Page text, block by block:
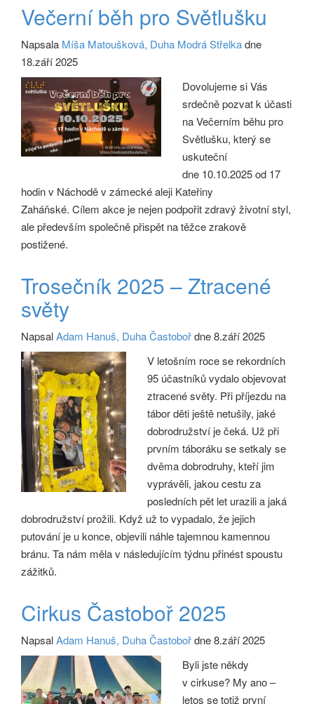
Večerní běh pro Světlušku
Napsala Míša Matoušková, Duha Modrá Střelkadne
18.září 2025
Dovolujeme si Vás
srdečně pozvat k účasti
na Večerním běhu pro
Světlušku, který se
uskuteční
dne 10.10.2025 od 17
hodin v Náchodě v zámecké aleji Kateřiny
Zaháňské. Cílem akce je nejen podpořit zdravý životní styl,
ale především společně přispět na těžce zrakově
postižené.
Trosečník 2025 – Ztracené
světy
NapsalAdam Hanuš, Duha Častobořdne 8.září 2025
V letošním roce se rekordních
95 účastníků vydalo objevovat
ztracené světy. Při příjezdu na
tábor děti ještě netušily, jaké
dobrodružství je čeká. Už při
prvním táboráku se setkaly se
dvěma dobrodruhy, kteří jim
vyprávěli, jakou cestu za
posledních pět let urazili a jaká
dobrodružství prožili. Když už to vypadalo, že jejich
putování je u konce, objevili náhle tajemnou kamennou
bránu. Ta nám měla v následujícím týdnu přinést spoustu
zážitků.
Cirkus Častoboř 2025
NapsalAdam Hanuš, Duha Častobořdne 8.září 2025
Byli jste někdy
v cirkuse? My ano –
letos se totiž první